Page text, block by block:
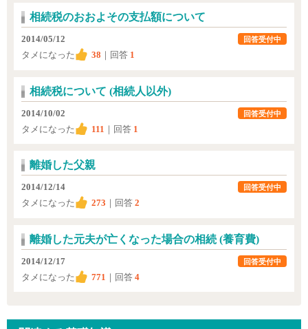
相続税のおおよその支払額について
2014/05/12
タメになった
38 ｜回答 1
回答受付中
相続税について (相続人以外)
2014/10/02
タメになった
111 ｜回答 1
回答受付中
離婚した父親
2014/12/14
タメになった
273 ｜回答 2
回答受付中
離婚した元夫が亡くなった場合の相続 (養育費)
2014/12/17
タメになった
771 ｜回答 4
回答受付中